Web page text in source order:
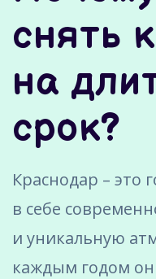
снять
на
срок?
Краснодар – это
в себе
и уникальную
каждым годом он